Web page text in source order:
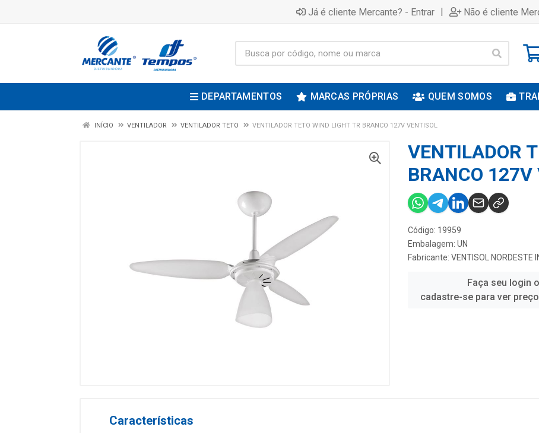
Já é cliente Mercante? - Entrar | Não é cliente
DEPARTAMENTOS MARCAS PRÓPRIAS QUEM SOMOS
INÍCIO VENTILADOR VENTILADOR TETO VENTILADOR TETO WIND LIGHT TR BRANCO 127V VENTISOL
VENTILADOR
BRANCO 127V
Código: 19959
Embalagem: UN
Fabricante: VENTISOL NORDESTE
Faça seu login
cadastre-se para ver
Características